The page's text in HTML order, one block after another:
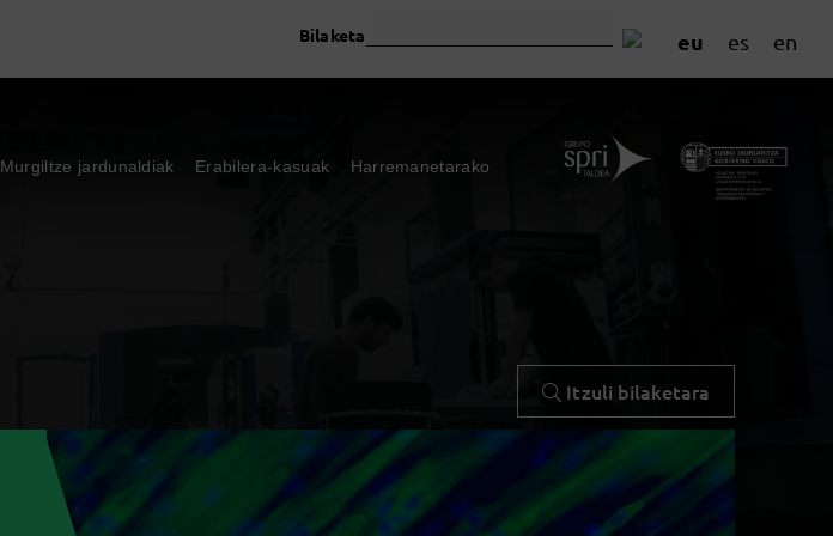
eu es en
Bilaketa
Murgiltze jardunaldiak Erabilera-kasuak Harremanetarako
Itzuli bilaketara